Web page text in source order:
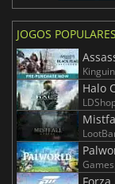
JOGOS POPULARES
Kinguin
Halo